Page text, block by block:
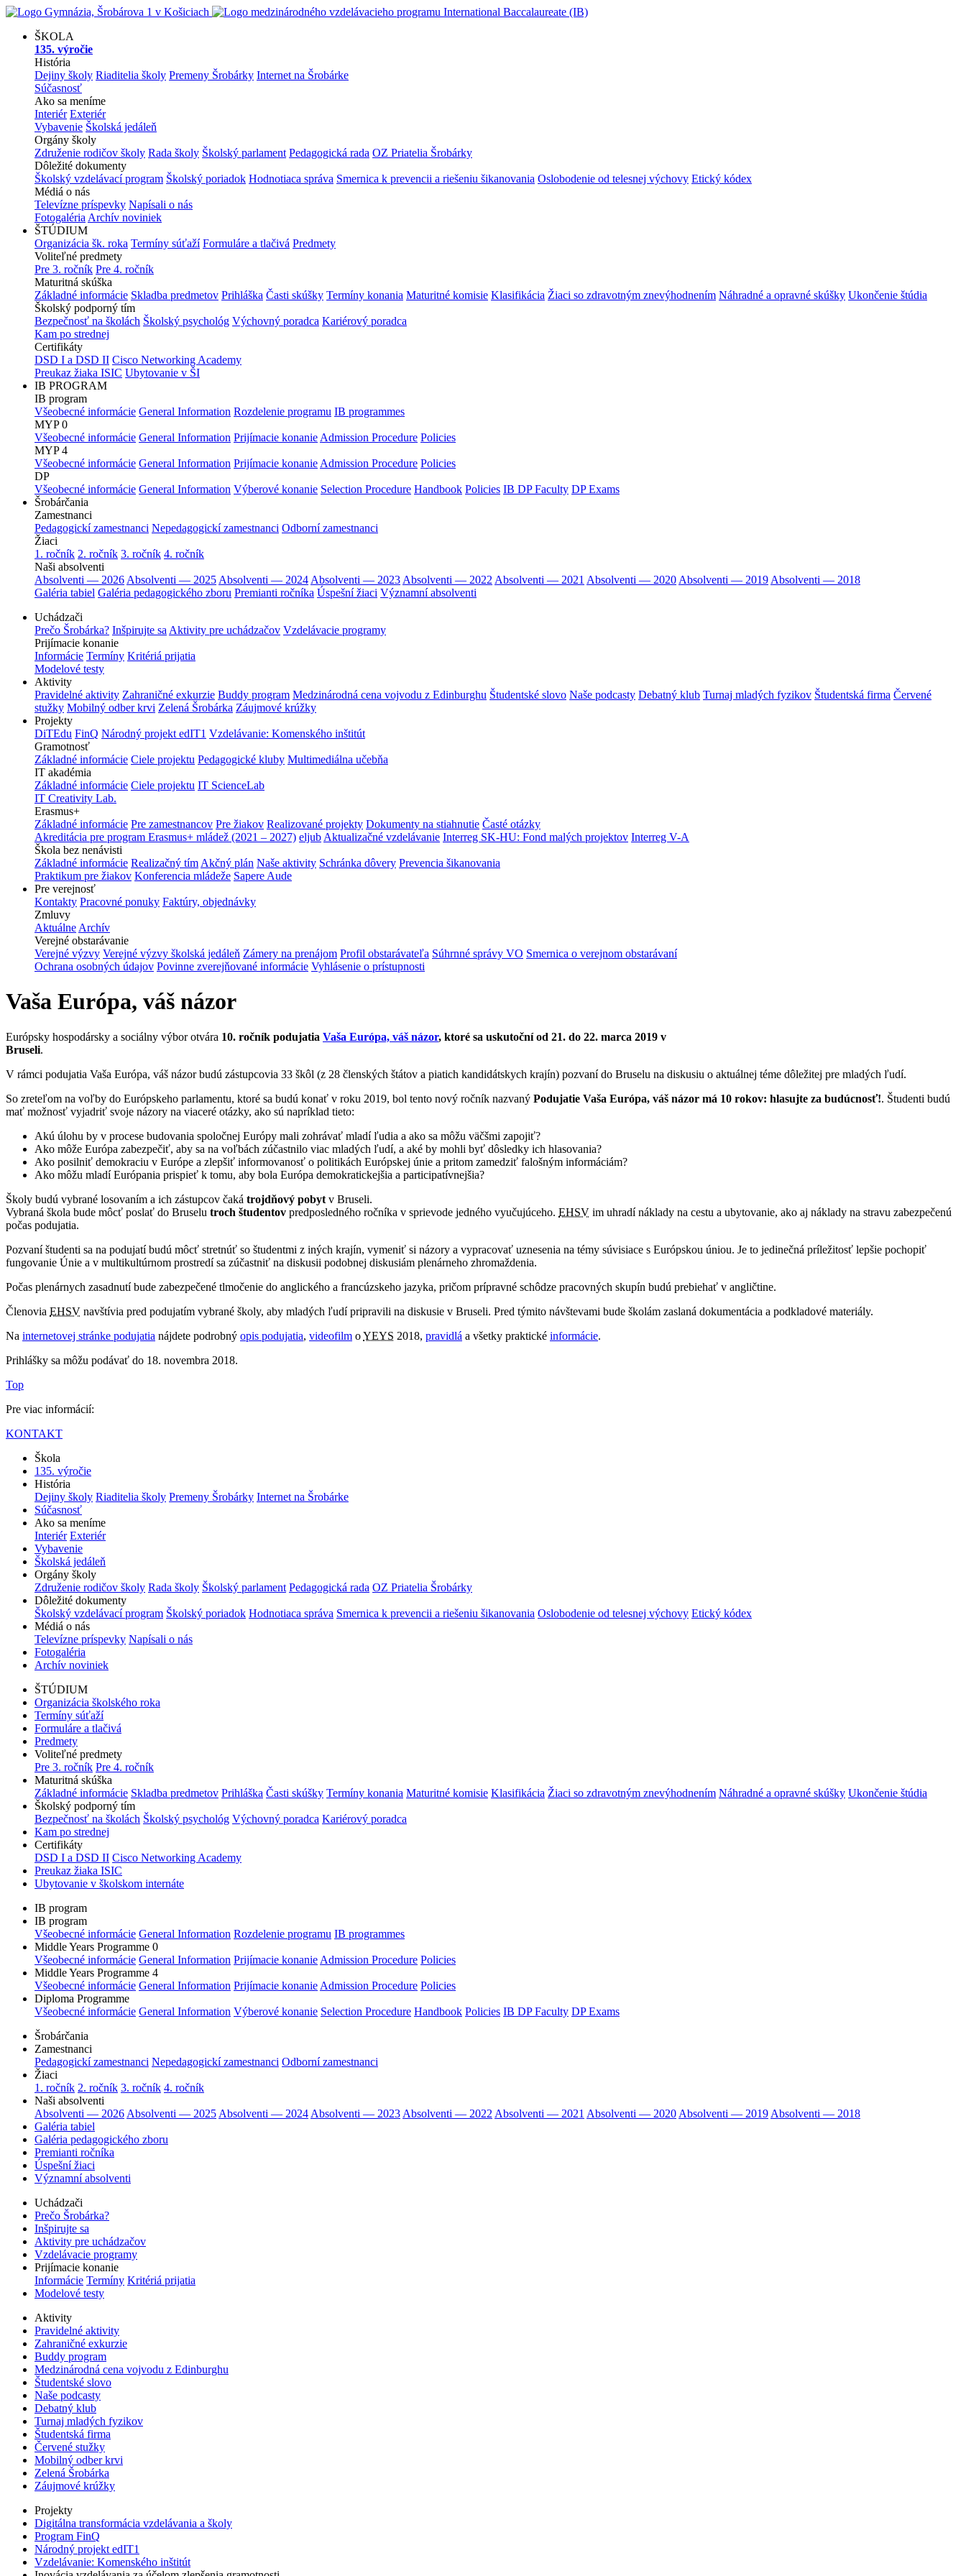
ŠKOLA
135. výročie
História
Dejiny školy Riaditelia školy Premeny Šrobárky Internet na Šrobárke
Súčasnosť
Ako sa meníme
Interiér Exteriér
Vybavenie Školská jedáleň
Orgány školy
Združenie rodičov školy Rada školy Školský parlament Pedagogická rada OZ Priatelia Šrobárky
Dôležité dokumenty
Školský vzdelávací program Školský poriadok Hodnotiaca správa Smernica k prevencii a riešeniu šikanovania Oslobodenie od telesnej výchovy Etický kódex
Médiá o nás
Televízne príspevky Napísali o nás
Fotogaléria Archív noviniek
ŠTÚDIUM
Organizácia šk. roka Termíny súťaží Formuláre a tlačivá Predmety
Voliteľné predmety
Pre 3. ročník Pre 4. ročník
Maturitná skúška
Základné informácie Skladba predmetov Prihláška Časti skúšky Termíny konania Maturitné komisie Klasifikácia Žiaci so zdravotným znevýhodnením Náhradné a opravné skúšky Ukončenie štúdia
Školský podporný tím
Bezpečnosť na školách Školský psychológ Výchovný poradca Kariérový poradca
Kam po strednej
Certifikáty
DSD I a DSD II Cisco Networking Academy
Preukaz žiaka ISIC Ubytovanie v ŠI
IB PROGRAM
IB program
Všeobecné informácie General Information Rozdelenie programu IB programmes
MYP 0
Všeobecné informácie General Information Prijímacie konanie Admission Procedure Policies
MYP 4
Všeobecné informácie General Information Prijímacie konanie Admission Procedure Policies
DP
Všeobecné informácie General Information Výberové konanie Selection Procedure Handbook Policies IB DP Faculty DP Exams
Šrobárčania
Zamestnanci
Pedagogickí zamestnanci Nepedagogickí zamestnanci Odborní zamestnanci
Žiaci
1. ročník 2. ročník 3. ročník 4. ročník
Naši absolventi
Absolventi — 2026 Absolventi — 2025 Absolventi — 2024 Absolventi — 2023 Absolventi — 2022 Absolventi — 2021 Absolventi — 2020 Absolventi — 2019 Absolventi — 2018
Galéria tabiel Galéria pedagogického zboru Premianti ročníka Úspešní žiaci Významní absolventi
Uchádzači
Prečo Šrobárka? Inšpirujte sa Aktivity pre uchádzačov Vzdelávacie programy
Prijímacie konanie
Informácie Termíny Kritériá prijatia
Modelové testy
Aktivity
Pravidelné aktivity Zahraničné exkurzie Buddy program Medzinárodná cena vojvodu z Edinburghu Študentské slovo Naše podcasty Debatný klub Turnaj mladých fyzikov Študentská firma Červené
stužky Mobilný odber krvi Zelená Šrobárka Záujmové krúžky
Projekty
DiTEdu FinQ Národný projekt edIT1 Vzdelávanie: Komenského inštitút
Gramotnosť
Základné informácie Ciele projektu Pedagogické kluby Multimediálna učebňa
IT akadémia
Základné informácie Ciele projektu IT ScienceLab
IT Creativity Lab.
Erasmus+
Základné informácie Pre zamestnancov Pre žiakov Realizované projekty Dokumenty na stiahnutie Časté otázky
Akreditácia pre program Erasmus+ mládež (2021 – 2027) eljub Aktualizačné vzdelávanie Interreg SK-HU: Fond malých projektov Interreg V-A
Škola bez nenávisti
Základné informácie Realizačný tím Akčný plán Naše aktivity Schránka dôvery Prevencia šikanovania
Praktikum pre žiakov Konferencia mládeže Sapere Aude
Pre verejnosť
Kontakty Pracovné ponuky Faktúry, objednávky
Zmluvy
Aktuálne Archív
Verejné obstarávanie
Verejné výzvy Verejné výzvy školská jedáleň Zámery na prenájom Profil obstarávateľa Súhrnné správy VO Smernica o verejnom obstarávaní
Ochrana osobných údajov Povinne zverejňované informácie Vyhlásenie o prístupnosti
Vaša Európa, váš názor
Európsky hospodársky a sociálny výbor otvára 10. ročník podujatia Vaša Európa, váš názor, ktoré sa uskutoční od 21. do 22. marca 2019 v
Bruseli.
V rámci podujatia Vaša Európa, váš názor budú zástupcovia 33 škôl (z 28 členských štátov a piatich kandidátskych krajín) pozvaní do Bruselu na diskusiu o aktuálnej téme dôležitej pre mladých ľudí.
So zreteľom na voľby do Európskeho parlamentu, ktoré sa budú konať v roku 2019, bol tento nový ročník nazvaný Podujatie Vaša Európa, váš názor má 10 rokov: hlasujte za budúcnosť!. Študenti budú
mať možnosť vyjadriť svoje názory na viaceré otázky, ako sú napríklad tieto:
Akú úlohu by v procese budovania spoločnej Európy mali zohrávať mladí ľudia a ako sa môžu väčšmi zapojiť?
Ako môže Európa zabezpečiť, aby sa na voľbách zúčastnilo viac mladých ľudí, a aké by mohli byť dôsledky ich hlasovania?
Ako posilniť demokraciu v Európe a zlepšiť informovanosť o politikách Európskej únie a pritom zamedziť falošným informáciám?
Ako môžu mladí Európania prispieť k tomu, aby bola Európa demokratickejšia a participatívnejšia?
Školy budú vybrané losovaním a ich zástupcov čaká trojdňový pobyt v Bruseli.
Vybraná škola bude môcť poslať do Bruselu troch študentov predposledného ročníka v sprievode jedného vyučujúceho. EHSV im uhradí náklady na cestu a ubytovanie, ako aj náklady na stravu zabezpečenú
počas podujatia.
Pozvaní študenti sa na podujatí budú môcť stretnúť so študentmi z iných krajín, vymeniť si názory a vypracovať uznesenia na témy súvisiace s Európskou úniou. Je to jedinečná príležitosť lepšie pochopiť
fungovanie Únie a v multikultúrnom prostredí sa zúčastniť na diskusii podobnej diskusiám plenárneho zhromaždenia.
Počas plenárnych zasadnutí bude zabezpečené tlmočenie do anglického a francúzskeho jazyka, pričom prípravné schôdze pracovných skupín budú prebiehať v angličtine.
Členovia EHSV navštívia pred podujatím vybrané školy, aby mladých ľudí pripravili na diskusie v Bruseli. Pred týmito návštevami bude školám zaslaná dokumentácia a podkladové materiály.
Na internetovej stránke podujatia nájdete podrobný opis podujatia, videofilm oYEYS 2018, pravidlá a všetky praktické informácie.
Prihlášky sa môžu podávať do 18. novembra 2018.
Top
Pre viac informácií:
KONTAKT
Škola
135. výročie
História
Dejiny školy Riaditelia školy Premeny Šrobárky Internet na Šrobárke
Súčasnosť
Ako sa meníme
Interiér Exteriér
Vybavenie
Školská jedáleň
Orgány školy
Združenie rodičov školy Rada školy Školský parlament Pedagogická rada OZ Priatelia Šrobárky
Dôležité dokumenty
Školský vzdelávací program Školský poriadok Hodnotiaca správa Smernica k prevencii a riešeniu šikanovania Oslobodenie od telesnej výchovy Etický kódex
Médiá o nás
Televízne príspevky Napísali o nás
Fotogaléria
Archív noviniek
ŠTÚDIUM
Organizácia školského roka
Termíny súťaží
Formuláre a tlačivá
Predmety
Voliteľné predmety
Pre 3. ročník Pre 4. ročník
Maturitná skúška
Základné informácie Skladba predmetov Prihláška Časti skúšky Termíny konania Maturitné komisie Klasifikácia Žiaci so zdravotným znevýhodnením Náhradné a opravné skúšky Ukončenie štúdia
Školský podporný tím
Bezpečnosť na školách Školský psychológ Výchovný poradca Kariérový poradca
Kam po strednej
Certifikáty
DSD I a DSD II Cisco Networking Academy
Preukaz žiaka ISIC
Ubytovanie v školskom internáte
IB program
IB program
Všeobecné informácie General Information Rozdelenie programu IB programmes
Middle Years Programme 0
Všeobecné informácie General Information Prijímacie konanie Admission Procedure Policies
Middle Years Programme 4
Všeobecné informácie General Information Prijímacie konanie Admission Procedure Policies
Diploma Programme
Všeobecné informácie General Information Výberové konanie Selection Procedure Handbook Policies IB DP Faculty DP Exams
Šrobárčania
Zamestnanci
Pedagogickí zamestnanci Nepedagogickí zamestnanci Odborní zamestnanci
Žiaci
1. ročník 2. ročník 3. ročník 4. ročník
Naši absolventi
Absolventi — 2026 Absolventi — 2025 Absolventi — 2024 Absolventi — 2023 Absolventi — 2022 Absolventi — 2021 Absolventi — 2020 Absolventi — 2019 Absolventi — 2018
Galéria tabiel
Galéria pedagogického zboru
Premianti ročníka
Úspešní žiaci
Významní absolventi
Uchádzači
Prečo Šrobárka?
Inšpirujte sa
Aktivity pre uchádzačov
Vzdelávacie programy
Prijímacie konanie
Informácie Termíny Kritériá prijatia
Modelové testy
Aktivity
Pravidelné aktivity
Zahraničné exkurzie
Buddy program
Medzinárodná cena vojvodu z Edinburghu
Študentské slovo
Naše podcasty
Debatný klub
Turnaj mladých fyzikov
Študentská firma
Červené stužky
Mobilný odber krvi
Zelená Šrobárka
Záujmové krúžky
Projekty
Digitálna transformácia vzdelávania a školy
Program FinQ
Národný projekt edIT1
Vzdelávanie: Komenského inštitút